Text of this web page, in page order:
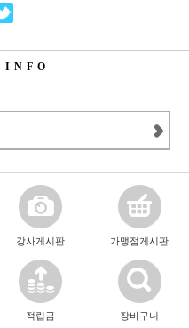
강사게시판 가맹점게시판
적립금 장바구니